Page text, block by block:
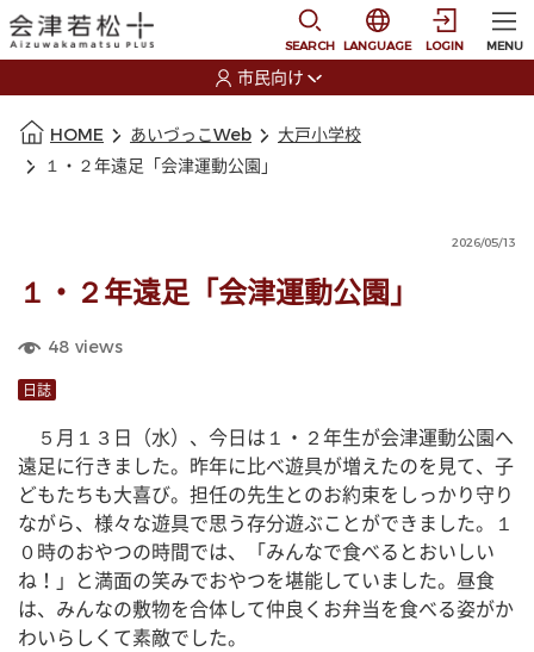
SEARCH
選択すると言語の切
LANGUAGE LOGIN MENU
市民向け
HOME あいづっこWeb
大戸小学校
１・２年遠足「会津運動公園」
2026/05/13
１・２年遠足「会津運動公園」
48 views
日誌
５月１３日（水）、今日は１・２年生が会津運動公園へ
遠足に行きました。昨年に比べ遊具が増えたのを見て、子
どもたちも大喜び。担任の先生とのお約束をしっかり守り
ながら、様々な遊具で思う存分遊ぶことができました。１
０時のおやつの時間では、「みんなで食べるとおいしい
ね！」と満面の笑みでおやつを堪能していました。昼食
は、みんなの敷物を合体して仲良くお弁当を食べる姿がか
わいらしくて素敵でした。